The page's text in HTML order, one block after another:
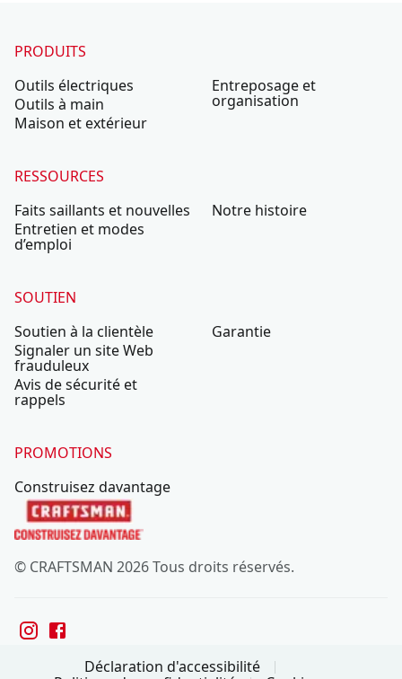
PRODUITS
Outils électriques
Outils à main
Maison et extérieur
Entreposage et
organisation
RESSOURCES
Faits saillants et nouvelles
Entretien et modes
d’emploi
Notre histoire
SOUTIEN
Soutien à la clientèle
Signaler un site Web
frauduleux
Avis de sécurité et
rappels
Garantie
PROMOTIONS
Construisez davantage
© CRAFTSMAN 2026 Tous droits réservés.
Déclaration d'accessibilité